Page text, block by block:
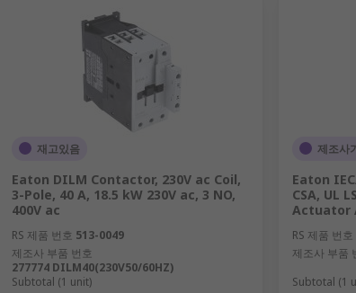
재고있음
Eaton DILM Contactor, 230V ac Coil,
3-Pole, 40 A, 18.5 kW 230V ac, 3 NO,
400V ac
RS 제품 번호 513-0049
제조사 부품 번호
277774 DILM40(230V50/60HZ)
Subtotal (1 unit)
제조사
Eaton
CSA, UL
Actuator
RS 제품 번호
제조사 부품
Subtotal (1